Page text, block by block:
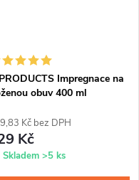
Impregnace na
obuv 400 ml
Kč bez DPH
Kč
Skladem >5 ks